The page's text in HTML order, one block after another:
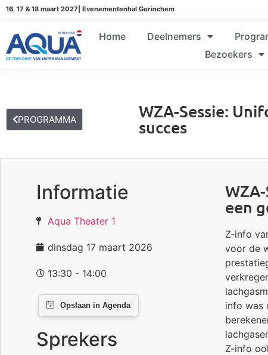
16, 17 & 18 maart 2027| Evenementenhal Gorinchem
Home Deelnemers
Bezoekers
PROGRAMMA WZA-Sessie:
succes
Informatie
Aqua Theater 1
dinsdag 17 maart 2026
13:30 - 14:00
Sprekers
een
Z-info
voor de
info was
Z-info